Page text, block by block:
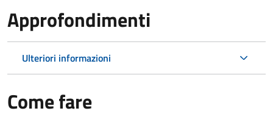
Approfondimenti
Ulteriori informazioni
Come fare